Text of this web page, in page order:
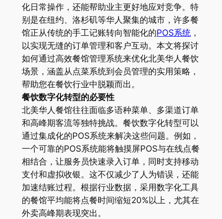
化日常操作，还能帮助业主更好地应对竞争。特
别是在纽约、洛杉矶等华人聚集的城市，许多餐
馆正从传统的手工记账转向智能化的POS系统，
以实现无缝的订单管理和客户互动。本文将探讨
如何通过高效餐馆管理系统来优化北美华人餐饮
场景，涵盖从点菜系统到会员管理的实用策略，
帮助您在餐饮行业中脱颖而出。
餐饮数字化转型的必要性
北美华人餐馆往往面临多语种菜单、多渠道订单
和高峰期客流等独特挑战。餐饮数字化转型可以
通过集成化的POS系统来解决这些问题。例如，
一个可靠的POS系统能将触摸屏POS与在线点餐
相结合，让服务员快速录入订单，同时支持移动
支付和虚拟收银。这不仅减少了人为错误，还能
加速结账过程。根据行业数据，采用数字化工具
的餐馆平均能将点餐时间缩短20%以上，尤其在
外卖高峰期表现突出。